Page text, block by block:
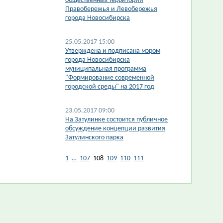
Правобережья и Левобережья
города Новосибирска
25.05.2017 15:00
Утверждена и подписана мэром
города Новосибирска
муниципальная программа
"Формирование современной
городской среды" на 2017 год
23.05.2017 09:00
На Затулинке состоится публичное
обсуждение концепции развития
Затулинского парка
1 … 107 108 109 110 111